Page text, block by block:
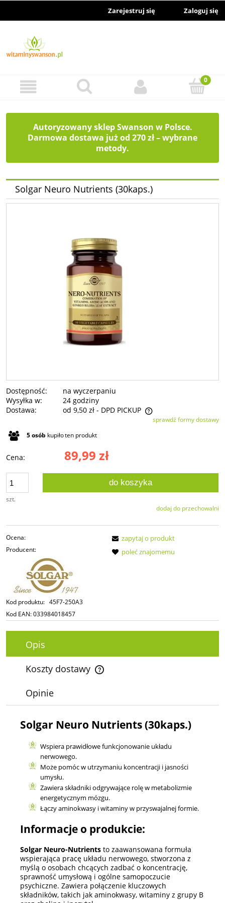
Zarejestruj się Zaloguj się
Autoryzowany sklep Swanson w Polsce.
Darmowa dostawa już od 270 zł – wybrane
metody.
Solgar Neuro Nutrients (30kaps.)
Dostępność:
na wyczerpaniu
Wysyłka w:
24 godziny
Dostawa:
od 9,50 zł - DPD PICKUP
Cena nie zawiera ewentualnych kosztów płatnościsprawdź formy dostawy
5osób kupiłoten produkt
Cena: 89,99 zł
szt.
do koszyka
dodaj do przechowalni
Ocena:
Producent:
Kod produktu: 45F7-250A3
Kod EAN:033984018457
zapytaj o produkt
poleć znajomemu
Opis
Koszty dostawy
Cena nie zawiera ewentualnych kosztów płatności
Opinie
Solgar Neuro Nutrients (30kaps.)
Wspiera prawidłowe funkcjonowanie układu
nerwowego.
Może pomóc w utrzymaniu koncentracji i jasności
umysłu.
Zawiera składniki odgrywające rolę w metabolizmie
energetycznym mózgu.
Łączy aminokwasy i witaminy w przyswajalnej formie.
Informacje o produkcie:
Solgar Neuro-Nutrients to zaawansowana formuła
wspierająca pracę układu nerwowego, stworzona z
myślą o osobach chcących zadbać o koncentrację,
sprawność umysłową i ogólne samopoczucie
psychiczne. Zawiera połączenie kluczowych
składników, takich jak aminokwasy, witaminy z grupy B